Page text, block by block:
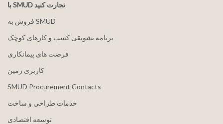
با SMUD تجارت کنید
فروش به SMUD
برنامه تشویقی کسب و کارهای کوچک
فرصت های پیمانکاری
کاربری زمین
SMUD Procurement Contacts
خدمات طراحی و ساخت
توسعه اقتصادی